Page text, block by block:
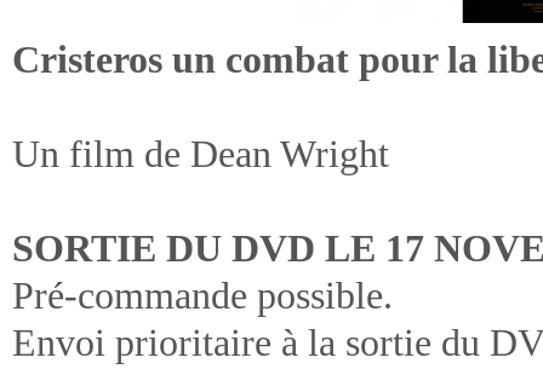
Cristeros un combat pour la
Un film de Dean Wright
SORTIE DU DVD LE 17
Pré-commande possible.
Envoi prioritaire à la sortie du